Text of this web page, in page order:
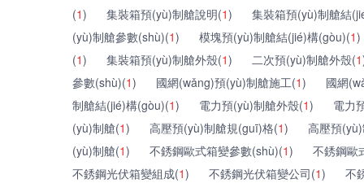
(1) 集裝箱預(yù)制艙說明(1)
集裝箱預(yù)制艙結
(yù)制艙參數(shù)(1) 模塊預(yù)制艙結(jié)構(gòu)(1)
(1) 集裝箱預(yù)制艙外殼(1) 二次預(yù)制艙外殼(1
參數(shù)(1) 國網(wǎng)預(yù)制艙施工(1)
國網
制艙結(jié)構(gòu)(1) 電力預(yù)制艙外殼(1)
電力
(yù)制艙(1) 高壓預(yù)制艙規(guī)格(1)
高壓預
(yù)制艙(1) 不銹鋼歐式箱變參數(shù)(1)
不銹鋼歐
不銹鋼光伏箱變組成(1) 不銹鋼光伏箱變公司(1)
不